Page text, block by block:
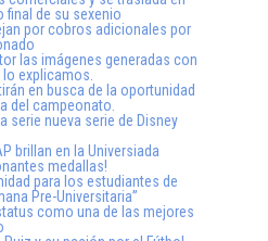
final de su sexenio
por cobros adicionales por
las imágenes generadas con
explicamos.
en busca de la oportunidad
del campeonato.
serie nueva serie de Disney
brillan en la Universiada
medallas!
para los estudiantes de
Pre-Universitaria”
como una de las mejores